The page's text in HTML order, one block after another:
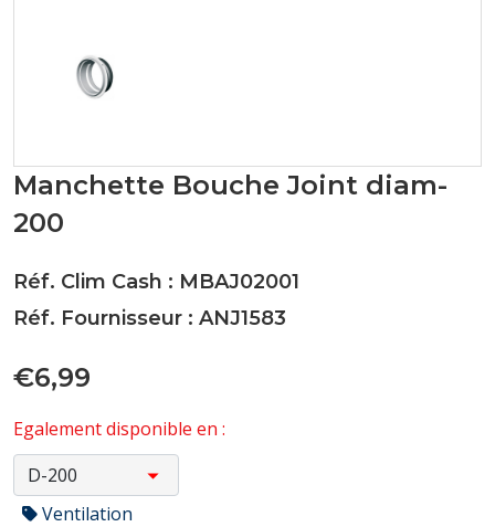
Manchette Bouche Joint diam-
200
Réf. Clim Cash : MBAJ02001
Réf. Fournisseur : ANJ1583
€6,99
Egalement disponible en :
Ventilation